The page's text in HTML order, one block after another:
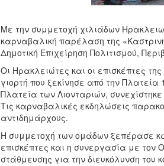
Με την συμμετοχή χιλιάδων
καρναβαλική παρέλαση της
Δημοτική Επιχείρηση Πολιτισμού,
Οι Ηρακλειώτες και οι επισκέπτες
γιορτή που ξεκίνησε από την
Πλατεία των Λιονταριών,
Τις καρναβαλικές εκδηλώσεις
αντιδημάρχους.
Η συμμετοχή των ομάδων ξεπέρασε
επισκέπτες και η συνεργασία με
στάθμευσης για την διευκόλυνση